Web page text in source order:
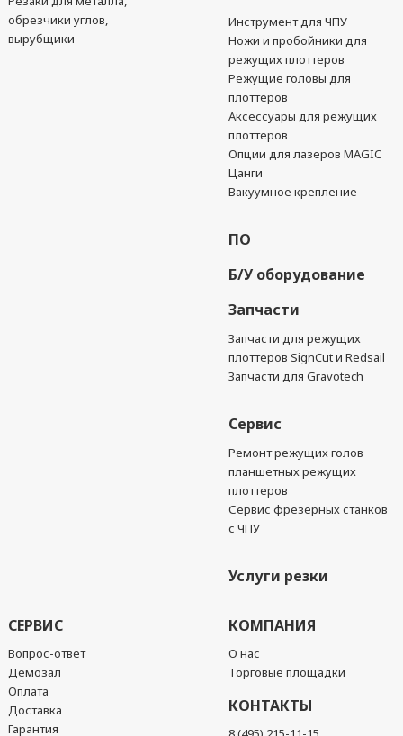
обрезчики углов,
вырубщики
Инструмент для ЧПУ
Ножи и пробойники для
режущих плоттеров
Режущие головы для
плоттеров
Аксессуары для режущих
плоттеров
Опции для лазеров MAGIC
Цанги
Вакуумное крепление
ПО
Б/У оборудование
Запчасти
Запчасти для режущих
плоттеров SignCut и Redsail
Запчасти для Gravotech
Сервис
Ремонт режущих голов
планшетных режущих
плоттеров
Сервис фрезерных станков
с ЧПУ
Услуги резки
СЕРВИС
Вопрос-ответ
Демозал
Оплата
Доставка
Гарантия
КОМПАНИЯ
О нас
Торговые площадки
КОНТАКТЫ